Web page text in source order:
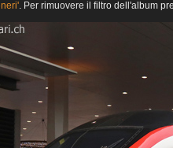
. Per rimuovere il filtro dell'album